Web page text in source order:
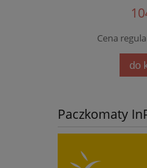
Cena
do
Paczkomaty